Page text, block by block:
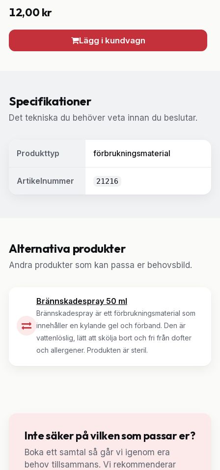
12,00 kr
Lägg i kundvagn
Specifikationer
Det tekniska du behöver veta innan du beslutar.
Produkttyp förbrukningsmaterial
Artikelnummer 21216
Alternativa produkter
Andra produkter som kan passa er behovsbild.
Brännskadespray 50 ml
Brännskadespray är ett förbrukningsmaterial som
innehåller en kylande gel och förband. Den är
vattenlöslig, lätt att skölja bort och fri från dofter
och allergener. Produkten är steril.
Inte säker på vilken som passar er?
Boka ett samtal så går vi igenom era
behov tillsammans. Vi rekommenderar